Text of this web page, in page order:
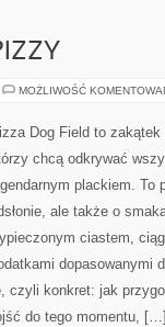
MOŻLIWOŚĆ
Dog Field to
chcą odkrywać
plackiem. To
ale także o
ciastem,
dopasowanymi
czyli konkret: jak
do tego momentu,